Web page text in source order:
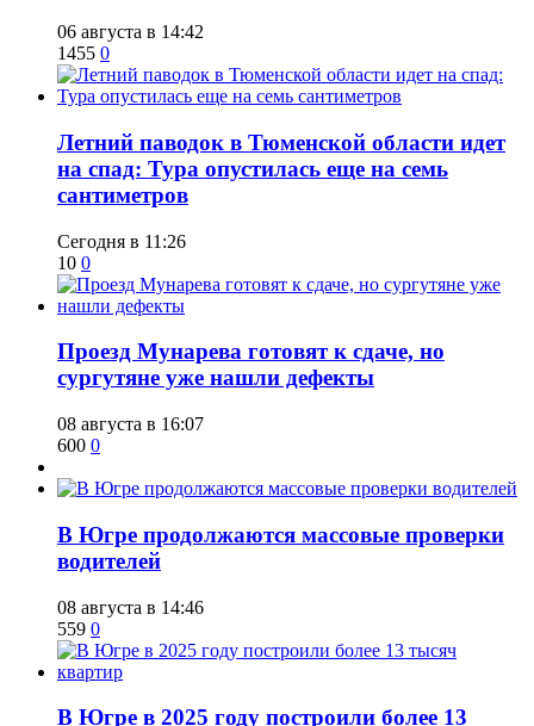
06 августа в 14:42
1455 0
​Летний паводок в Тюменской области идет
на спад: Тура опустилась еще на семь
сантиметров
Сегодня в 11:26
10 0
​Проезд Мунарева готовят к сдаче, но
сургутяне уже нашли дефекты
08 августа в 16:07
600 0
​В Югре продолжаются массовые проверки
водителей
08 августа в 14:46
559 0
​В Югре в 2025 году построили более 13